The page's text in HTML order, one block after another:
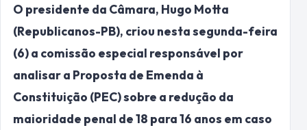
O presidente da Câmara, Hugo Motta
(Republicanos-PB), criou nesta segunda-feira
(6) a comissão especial responsável por
analisar a Proposta de Emenda à
Constituição (PEC) sobre a redução da
maioridade penal de 18 para 16 anos em caso